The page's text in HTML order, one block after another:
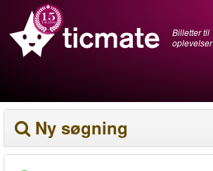
Billetter til
oplevelser
Ny søgning